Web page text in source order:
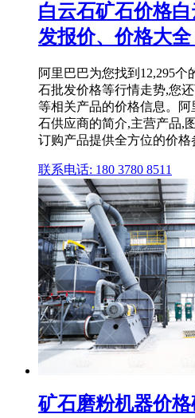
白云石矿石价格
发报价、价格大全
阿里巴巴为您找到12,295
石批发价格等行情走势,您
等相关产品的价格信息。
石供应商的简介,主营产品,
订购产品提供全方位的价格
联系电话: 180 3780 8511
矿石磨粉机器价